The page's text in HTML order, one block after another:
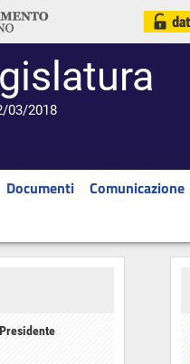
03/2018
Documenti Comunicazione